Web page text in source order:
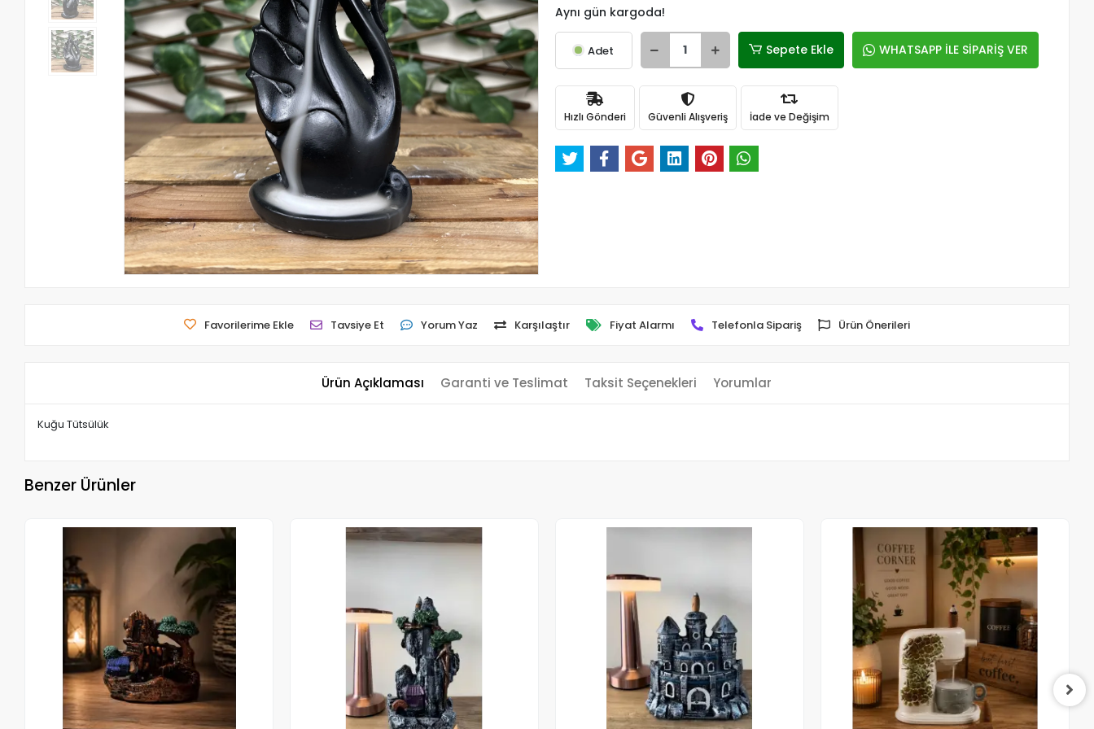
Aynı gün kargoda!
Adet Sepete Ekle WHATSAPP İLE SİPARİŞ VER
Hızlı Gönderi Güvenli Alışveriş İade ve Değişim
Favorilerime Ekle Tavsiye Et Yorum Yaz Karşılaştır Fiyat Alarmı Telefonla Sipariş Ürün Önerileri
Ürün Açıklaması Garanti ve Teslimat Taksit Seçenekleri Yorumlar
Kuğu Tütsülük
Benzer Ürünler